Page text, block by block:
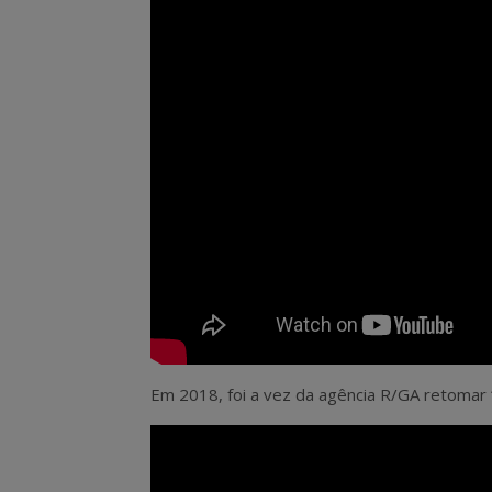
Em 2018, foi a vez da agência R/GA retomar